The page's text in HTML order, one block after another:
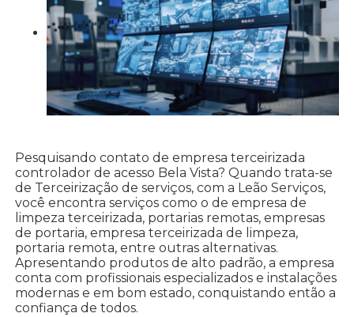
Pesquisando contato de empresa terceirizada
controlador de acesso Bela Vista? Quando trata-se
de Terceirização de serviços, com a Leão Serviços,
você encontra serviços como o de empresa de
limpeza terceirizada, portarias remotas, empresas
de portaria, empresa terceirizada de limpeza,
portaria remota, entre outras alternativas.
Apresentando produtos de alto padrão, a empresa
conta com profissionais especializados e instalações
modernas e em bom estado, conquistando então a
confiança de todos.